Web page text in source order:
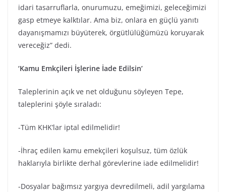
idari tasarruflarla, onurumuzu, emeğimizi, geleceğimizi
gasp etmeye kalktılar. Ama biz, onlara en güçlü yanıtı
dayanışmamızı büyüterek, örgütlülüğümüzü koruyarak
vereceğiz” dedi.
‘Kamu Emkçileri İşlerine İade Edilsin’
Taleplerinin açık ve net olduğunu söyleyen Tepe,
taleplerini şöyle sıraladı:
-Tüm KHK’lar iptal edilmelidir!
-İhraç edilen kamu emekçileri koşulsuz, tüm özlük
haklarıyla birlikte derhal görevlerine iade edilmelidir!
-Dosyalar bağımsız yargıya devredilmeli, adil yargılama